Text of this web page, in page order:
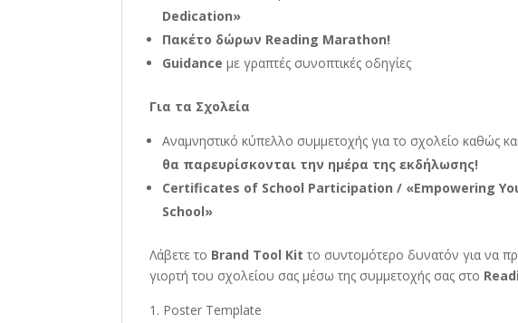
Dedication»
Πακέτο δώρων Reading Marathon!
Guidance με γραπτές συνοπτικές οδηγίες
Για τα Σχολεία
Αναμνηστικό κύπελλο συμμετοχής για το σχολείο καθώς
θα παρευρίσκονται την ημέρα της εκδήλωσης!
Certificates of School Participation / «Empowering
School»
Λάβετε το Brand Tool Kit το συντομότερο δυνατόν για να
γιορτή του σχολείου σας μέσω της συμμετοχής σας στο
Poster Template